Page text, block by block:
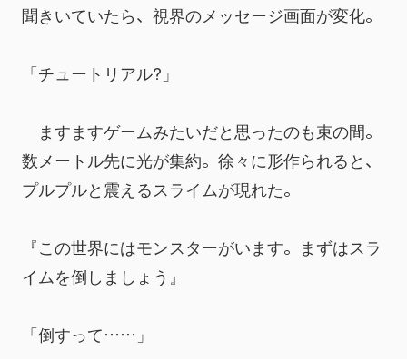
聞きいていたら、視界のメッセージ画面が変化。
「チュートリアル?」
ますますゲームみたいだと思ったのも束の間。
数メートル先に光が集約。徐々に形作られると、
プルプルと震えるスライムが現れた。
『この世界にはモンスターがいます。まずはスラ
イムを倒しましょう』
「倒すって……」